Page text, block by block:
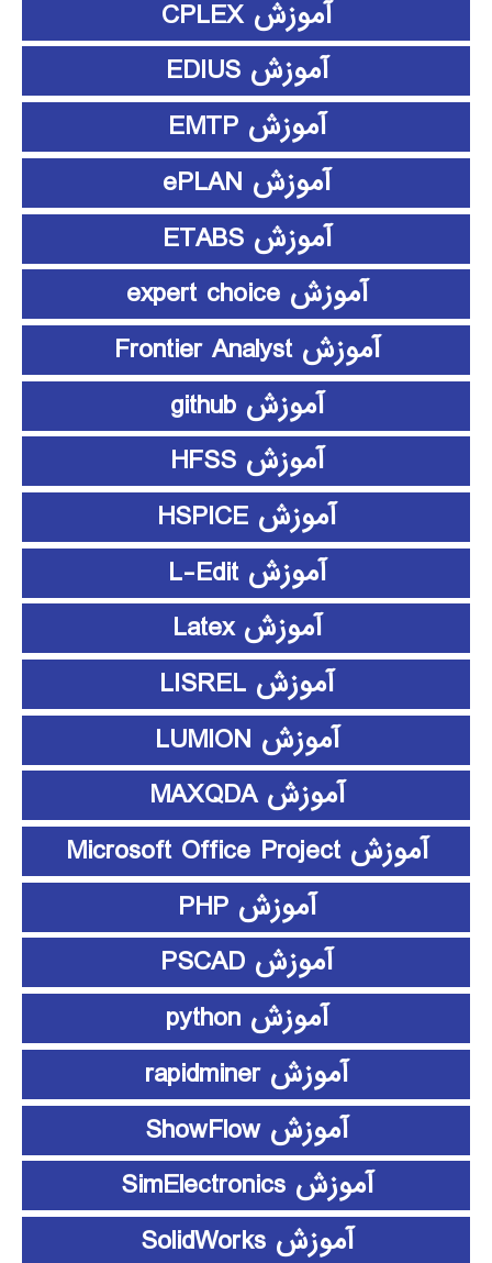
آموزش CPLEX
آموزش EDIUS
آموزش EMTP
آموزش ePLAN
آموزش ETABS
آموزش expert choice
آموزش Frontier Analyst
آموزش github
آموزش HFSS
آموزش HSPICE
آموزش L-Edit
آموزش Latex
آموزش LISREL
آموزش LUMION
آموزش MAXQDA
آموزش Microsoft Office Project
آموزش PHP
آموزش PSCAD
آموزش python
آموزش rapidminer
آموزش ShowFlow
آموزش SimElectronics
آموزش SolidWorks